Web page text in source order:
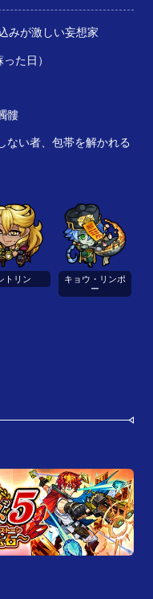
みが激しい妄想家
た日）
髏
ない者、包帯を解かれる
トリン
キョウ・リンポ
ー